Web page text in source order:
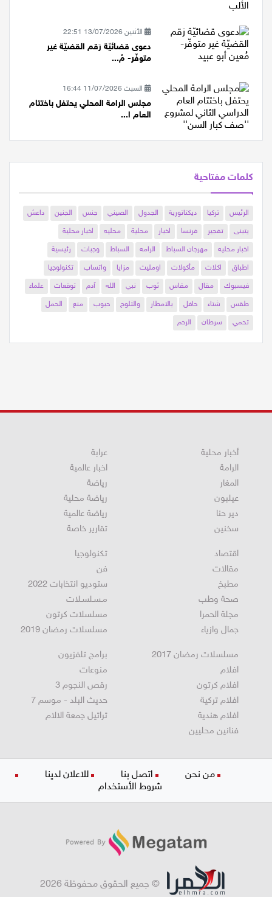
الأثنين 13/07/2026 22:51
دعوى قضائيّة رَقم القضيّة غير
متوفّر- مُ...
السبت 11/07/2026 16:44
مجلس الرامة المحلي يحتفل باختتام
العام ا...
كلمات مفتاحية
الرئيس تركيا ديكتاتورية الجدول الصيني جنس الجنين
داعش
يتبنى
تفجير فرنسا اخبار محلية محليه
اخبار محلية
اخبار محليه
مهرجان السباط الرامه السباط وجبات
رئيسية
اطباق
اكلات مأكولات اومليت مزايا واتساب
تكنولوجيا
فيسبوك
مقال مقاس ثوب نبي الله آدم توقعات
علماء
طقس
شتاء حافل بالامطار والثلوج حبوب منع
الحمل
تحمي
سرطان الرحم
أخبار محلية
الرامة
المغار
عيلبون
دير حنا
سخنين
عرابة
اخبار عالمية
رياضة
رياضة محلية
رياضة عالمية
تقارير خاصة
اقتصاد
مقالات
مطبخ
صحة وطب
مجلة الحمرا
جمال وازياء
تكنولوجيا
فن
ستوديو انتخابات 2022
مـسـلسـلات
مسلسلات كرتون
مسلسلات رمضان 2019
مسلسلات رمضان 2017
افلام
افلام كرتون
افلام تركية
افلام هندية
فنانين محليين
برامج تلفزيون
منوعات
رقص النجوم 3
حديث البلد - موسم 7
تراتيل جمعة الالام
من نحن اتصل بنا
للاعلان لدينا
شروط الأستخدام
© جميع الحقوق محفوظة 2026